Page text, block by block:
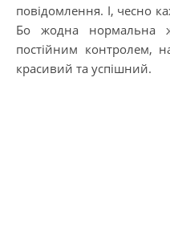
повідомлення. І, чесно
Бо жодна нормальна
постійним контролем,
красивий та успішний.